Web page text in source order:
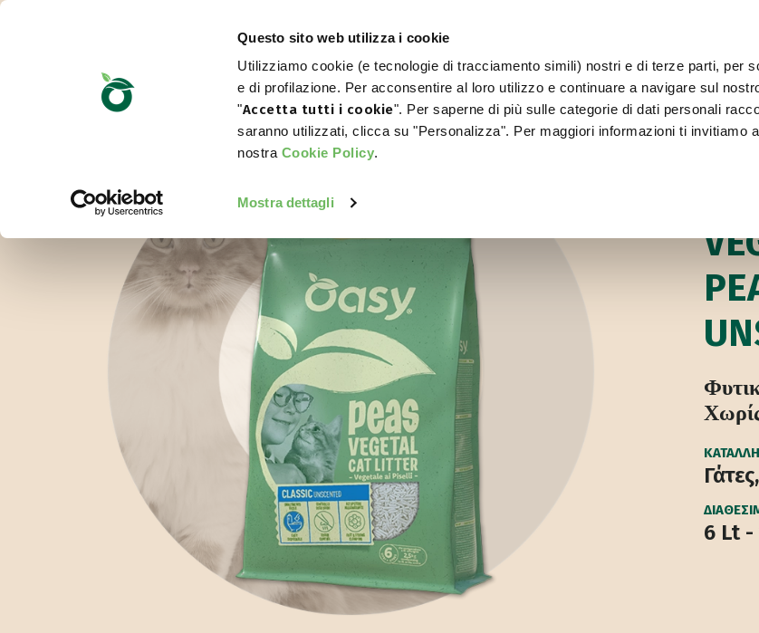
Questo sito web utilizza i cookie
Utilizziamo cookie (e tecnologie di tracciamento simili) nostri e di terze parti, per
e di profilazione. Per acconsentire al loro utilizzo e continuare a navigare sul
"Accetta tutti i cookie". Per saperne di più sulle categorie di dati personali
saranno utilizzati, clicca su "Personalizza". Per maggiori informazioni ti invitiamo
nostra Cookie Policy.
Mostra dettagli
WORLD OF LOVE ΓΙΑ ΤΟΝ
6 Lt -